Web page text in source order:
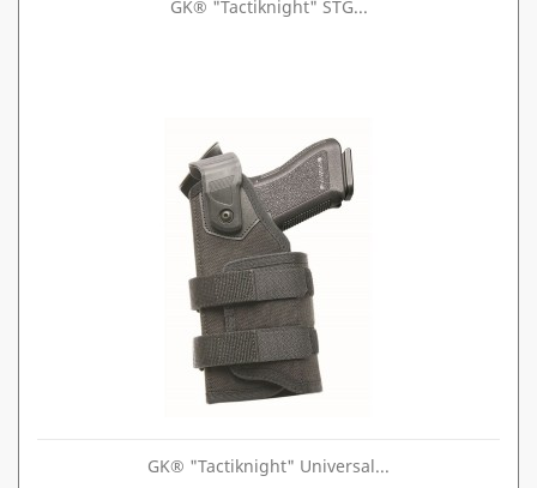
GK® "Tactiknight" STG...
GK® "Tactiknight" Universal...